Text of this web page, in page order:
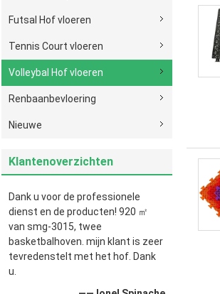
Futsal Hof vloeren
Tennis Court vloeren
Volleybal Hof vloeren
Renbaanbevloering
Nieuwe
Klantenoverzichten
Dank u voor de professionele
dienst en de producten! 920 ㎡
van smg-3015, twee
basketbalhoven. mijn klant is zeer
tevredenstelt met het hof. Dank
u.